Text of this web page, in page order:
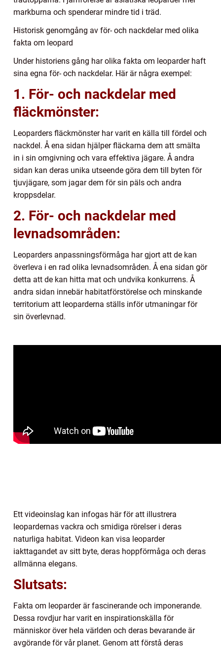
markburna och spenderar mindre tid i träd.
Historisk genomgång av för- och nackdelar med olika
fakta om leopard
Under historiens gång har olika fakta om leoparder haft
sina egna för- och nackdelar. Här är några exempel:
1. För- och nackdelar med
fläckmönster:
Leoparders fläckmönster har varit en källa till fördel och
nackdel. Å ena sidan hjälper fläckarna dem att smälta
in i sin omgivning och vara effektiva jägare. Å andra
sidan kan deras unika utseende göra dem till byten för
tjuvjägare, som jagar dem för sin päls och andra
kroppsdelar.
2. För- och nackdelar med
levnadsområden:
Leoparders anpassningsförmåga har gjort att de kan
överleva i en rad olika levnadsområden. Å ena sidan gör
detta att de kan hitta mat och undvika konkurrens. Å
andra sidan innebär habitatförstörelse och minskande
territorium att leoparderna ställs inför utmaningar för
sin överlevnad.
Ett videoinslag kan infogas här för att illustrera
leopardernas vackra och smidiga rörelser i deras
naturliga habitat. Videon kan visa leoparder
iakttagandet av sitt byte, deras hoppförmåga och deras
allmänna elegans.
Slutsats:
Fakta om leoparder är fascinerande och imponerande.
Dessa rovdjur har varit en inspirationskälla för
människor över hela världen och deras bevarande är
avgörande för vår planet. Genom att förstå deras